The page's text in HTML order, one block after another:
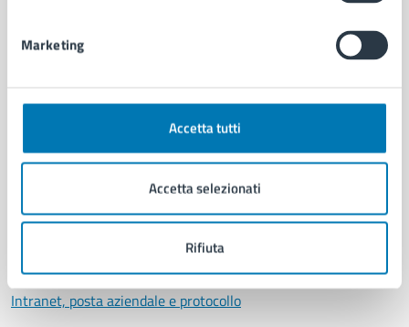
Marketing
Accetta tutti
Accetta selezionati
Rifiuta
Comune di Napoli
AMMINISTRAZIONE
Organi di governo
Municipalità
Enti e fondazioni
Documenti e dati
Intranet, posta aziendale e protocollo